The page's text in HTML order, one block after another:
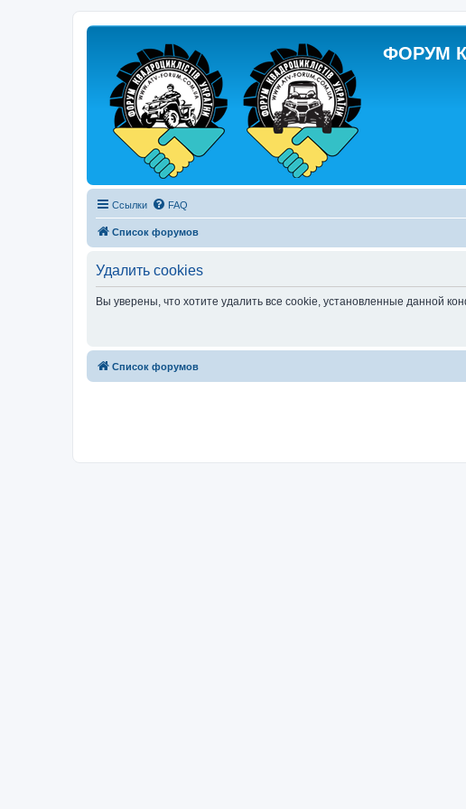
ФОРУМ
Ссылки FAQ
Список форумов
Удалить cookies
Вы уверены, что хотите удалить все cookie, установленные данной
Список форумов